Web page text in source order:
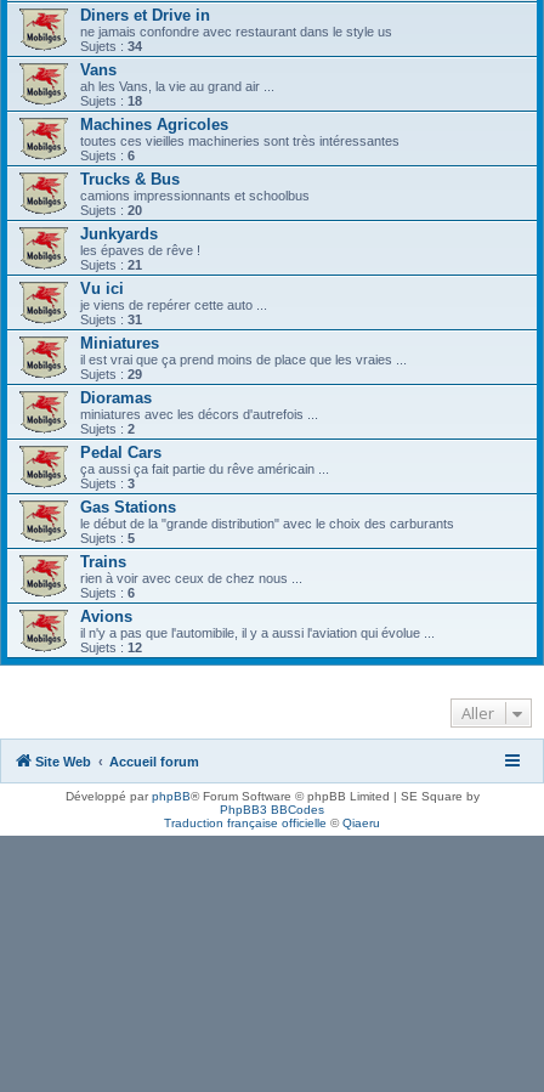
Diners et Drive in
ne jamais confondre avec restaurant dans le style us
Sujets : 34
Vans
ah les Vans, la vie au grand air ...
Sujets : 18
Machines Agricoles
toutes ces vieilles machineries sont très intéressantes
Sujets : 6
Trucks & Bus
camions impressionnants et schoolbus
Sujets : 20
Junkyards
les épaves de rêve !
Sujets : 21
Vu ici
je viens de repérer cette auto ...
Sujets : 31
Miniatures
il est vrai que ça prend moins de place que les vraies ...
Sujets : 29
Dioramas
miniatures avec les décors d'autrefois ...
Sujets : 2
Pedal Cars
ça aussi ça fait partie du rêve américain ...
Sujets : 3
Gas Stations
le début de la "grande distribution" avec le choix des carburants
Sujets : 5
Trains
rien à voir avec ceux de chez nous ...
Sujets : 6
Avions
il n'y a pas que l'automibile, il y a aussi l'aviation qui évolue ...
Sujets : 12
Aller
Site Web Accueil forum
Développé parphpBB® Forum Software © phpBB Limited | SE Square by
PhpBB3 BBCodes
Traduction française officielle ©Qiaeru